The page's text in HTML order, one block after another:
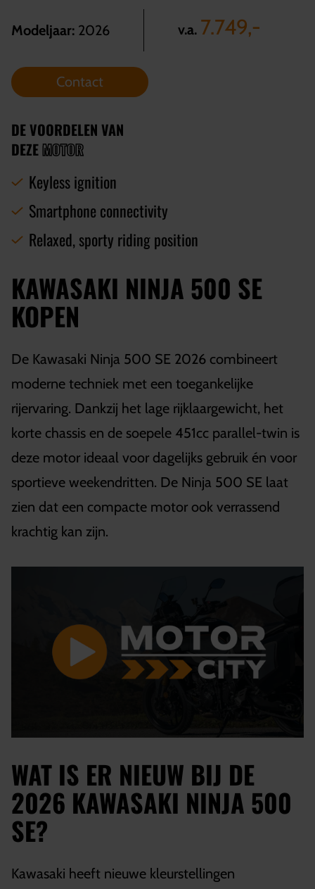
Modeljaar: 2026 v.a. 7.749,-
Contact
DE VOORDELEN VAN
DEZEMOTOR
Keyless ignition
Smartphone connectivity
Relaxed, sporty riding position
KAWASAKI NINJA 500 SE
KOPEN
De Kawasaki Ninja 500 SE 2026 combineert
moderne techniek met een toegankelijke
rijervaring. Dankzij het lage rijklaargewicht, het
korte chassis en de soepele 451cc parallel-twin is
deze motor ideaal voor dagelijks gebruik én voor
sportieve weekendritten. De Ninja 500 SE laat
zien dat een compacte motor ook verrassend
krachtig kan zijn.
WAT IS ER NIEUW BIJ DE
2026 KAWASAKI NINJA 500
SE?
Kawasaki heeft nieuwe kleurstellingen